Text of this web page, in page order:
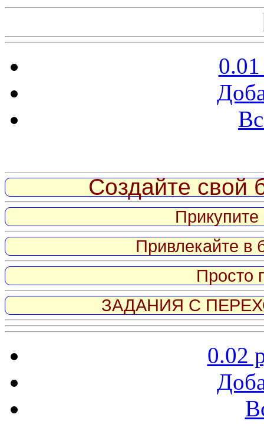
Создайте свой
Привлекайте в
Просто
ЗАДАНИЯ С
0.02